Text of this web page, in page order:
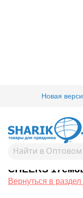
Новая
Товары для
Карнавальн Ночь
1502-5320
CHEERS
Вернуться в раздел